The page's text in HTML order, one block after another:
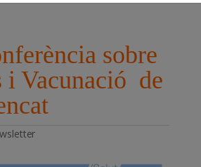
sobre
i Vacunació de